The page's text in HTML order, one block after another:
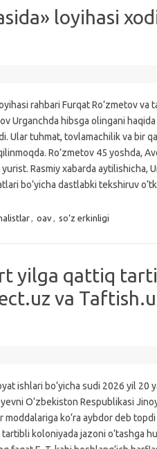
loyihasi
rahbari Furqat Ro’zmetov va
Urganchda hibsga olingani
Ular tuhmat, tovlamachilik va bir
Ro’zmetov 45 yoshda,
Rasmiy xabarda aytilishicha,
bo‘yicha dastlabki tekshiruv
, oav, so‘z erkinligi
yilga qattiq
va
ishlari bo‘yicha sudi 2026 yil 20
O‘zbekiston Respublikasi
moddalariga ko‘ra aybdor deb topdi
koloniyada jazoni o‘tashga